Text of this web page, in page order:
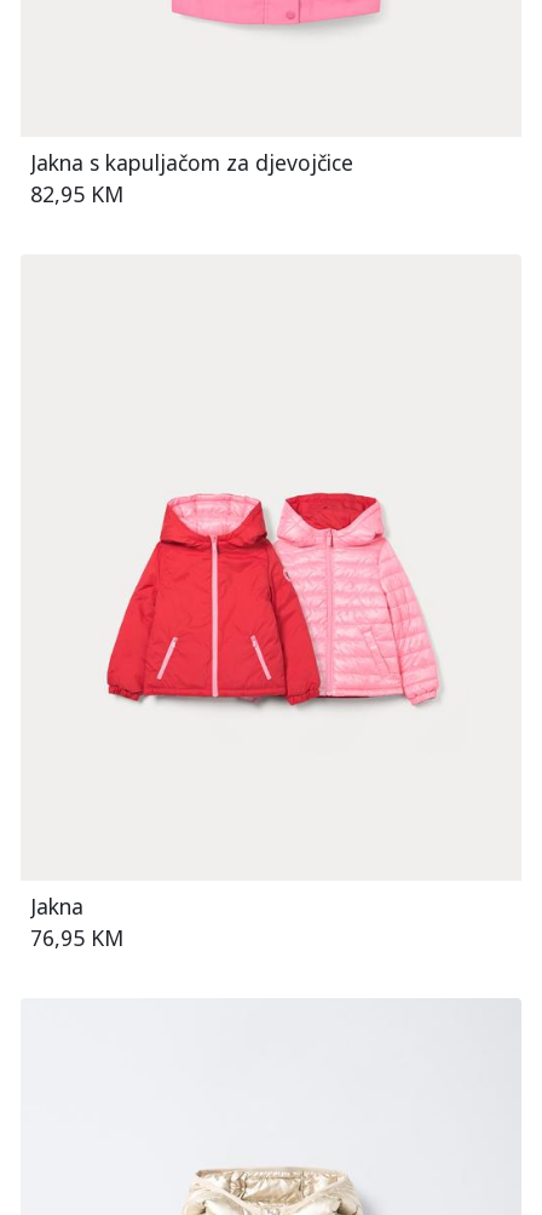
Jakna s kapuljačom za djevojčice
82,95 KM
Jakna
76,95 KM